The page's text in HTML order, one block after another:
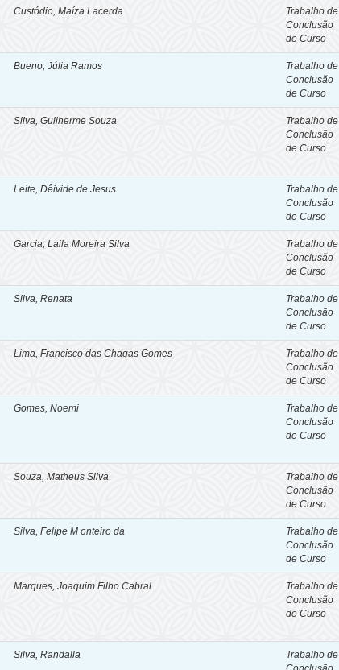
Custódio, Maíza Lacerda
Trabalho de
Conclusão
de Curso
Bueno, Júlia Ramos
Trabalho de
Conclusão
de Curso
Silva, Guilherme Souza
Trabalho de
Conclusão
de Curso
Leite, Dêivide de Jesus
Trabalho de
Conclusão
de Curso
Garcia, Laila Moreira Silva
Trabalho de
Conclusão
de Curso
Silva, Renata
Trabalho de
Conclusão
de Curso
Lima, Francisco das Chagas Gomes
Trabalho de
Conclusão
de Curso
Gomes, Noemi
Trabalho de
Conclusão
de Curso
Souza, Matheus Silva
Trabalho de
Conclusão
de Curso
Silva, Felipe M onteiro da
Trabalho de
Conclusão
de Curso
Marques, Joaquim Filho Cabral
Trabalho de
Conclusão
de Curso
Silva, Randalla
Trabalho de